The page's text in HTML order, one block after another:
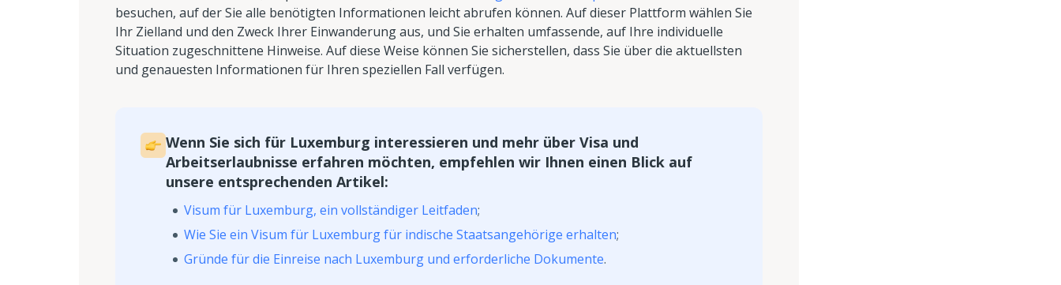
besuchen, auf der Sie alle benötigten Informationen leicht abrufen können. Auf dieser Plattform wählen Sie
Ihr Zielland und den Zweck Ihrer Einwanderung aus, und Sie erhalten umfassende, auf Ihre individuelle
Situation zugeschnittene Hinweise. Auf diese Weise können Sie sicherstellen, dass Sie über die aktuellsten
und genauesten Informationen für Ihren speziellen Fall verfügen.
Wenn Sie sich für Luxemburg interessieren und mehr über Visa und
Arbeitserlaubnisse erfahren möchten, empfehlen wir Ihnen einen Blick auf
unsere entsprechenden Artikel:
Visum für Luxemburg, ein vollständiger Leitfaden;
Wie Sie ein Visum für Luxemburg für indische Staatsangehörige erhalten;
Gründe für die Einreise nach Luxemburg und erforderliche Dokumente.